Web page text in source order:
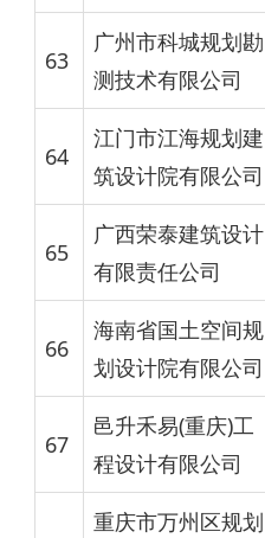
63
广州市科城规划勘
测技术有限公司
64
江门市江海规划建
筑设计院有限公司
65
广西荣泰建筑设计
有限责任公司
66
海南省国土空间规
划设计院有限公司
67
邑升禾易(重庆)工
程设计有限公司
重庆市万州区规划